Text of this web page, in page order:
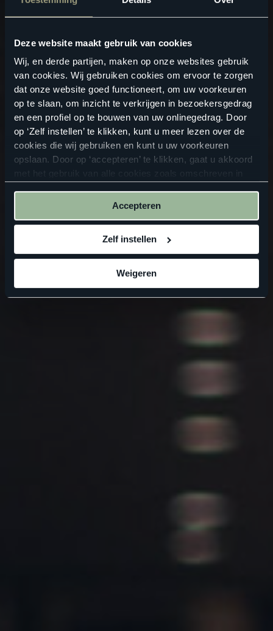
Deze website maakt gebruik van cookies
Wij, en derde partijen, maken op onze websites gebruik
van cookies. Wij gebruiken cookies om ervoor te zorgen
dat onze website goed functioneert, om uw voorkeuren
op te slaan, om inzicht te verkrijgen in bezoekersgedrag
en een profiel op te bouwen van uw onlinegedrag. Door
op ‘Zelf instellen’ te klikken, kunt u meer lezen over de
cookies die wij gebruiken en kunt u uw voorkeuren
opslaan. Door op ‘accepteren’ te klikken, gaat u akkoord
met het gebruik van alle cookies zoals omschreven in
Accepteren
Zelf instellen
Weigeren